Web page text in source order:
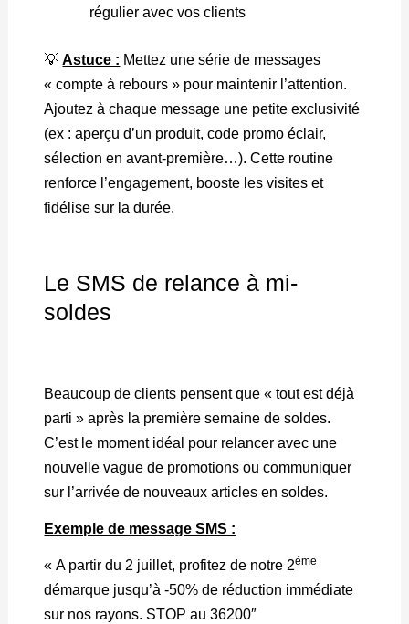
régulier avec vos clients
💡Astuce : Mettez une série de messages
« compte à rebours » pour maintenir l’attention.
Ajoutez à chaque message une petite exclusivité
(ex : aperçu d’un produit, code promo éclair,
sélection en avant-première…). Cette routine
renforce l’engagement, booste les visites et
fidélise sur la durée.
Le SMS de relance à mi-
soldes
Beaucoup de clients pensent que « tout est déjà
parti » après la première semaine de soldes.
C’est le moment idéal pour relancer avec une
nouvelle vague de promotions ou communiquer
sur l’arrivée de nouveaux articles en soldes.
Exemple de message SMS :
« A partir du 2 juillet, profitez de notre 2ème
démarque jusqu’à -50% de réduction immédiate
sur nos rayons. STOP au 36200″